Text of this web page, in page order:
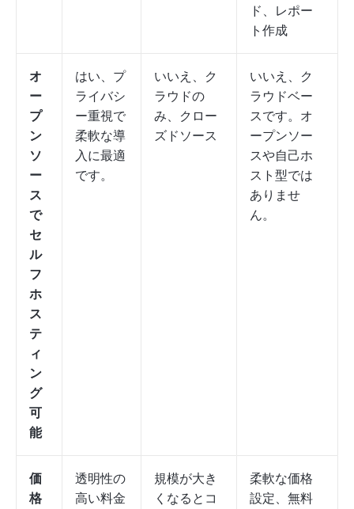
ド、レポー
ト作成
オ
ー
プ
ン
ソ
ー
ス
で
セ
ル
フ
ホ
ス
テ
ィ
ン
グ
可
能
はい、プ
ライバシ
ー重視で
柔軟な導
入に最適
です。
いいえ、ク
ラウドの
み、クロー
ズドソース
いいえ、ク
ラウドベー
スです。オ
ープンソー
スや自己ホ
スト型では
ありませ
ん。
価
格
透明性の
高い料金
規模が大き
くなるとコ
柔軟な価格
設定、無料